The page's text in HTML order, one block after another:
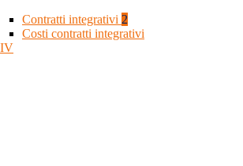
Contratti integrativi 2
Costi contratti integrativi